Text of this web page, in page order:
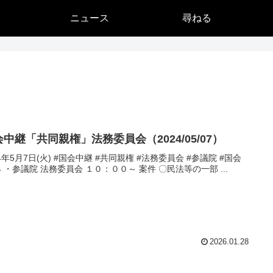
ニュース 尋ねる
中継「共同親権」法務委員会（2024/05/07）
5月7日(火) #国会中継 #共同親権 #法務委員会 #参議院 #国会
・参議院 法務委員会 １０：００～ 案件 〇民法等の一部 ...
2026.01.28